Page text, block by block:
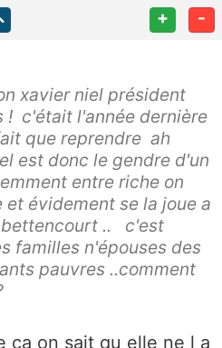
+ -
xavier niel président
! c'était l'année dernière
que reprendre ah
est donc le gendre d'un
entre riche on
et évidement se la joue a
bettencourt .. c'est
familles n'épouses des
pauvres ..comment
ca on sait qu elle ne l a